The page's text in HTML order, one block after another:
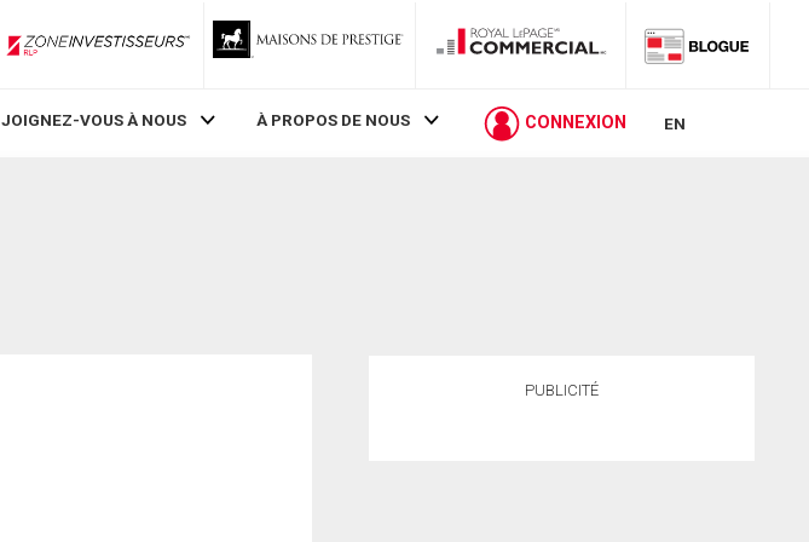
ZoneInvestisseurs RLP
JOIGNEZ-VOUS À NOUS À PROPOS DE NOUS CONNEXION EN
PUBLICITÉ